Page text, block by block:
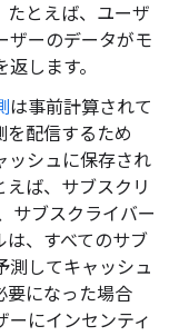
たとえば、ユーザ
ザーのデータがモ
します。
は事前計算されて
を配信するため
ッシュに保存され
えば、サブスクリ
サブスクライバー
は、すべてのサブ
測してキャッシュ
要になった場合
ーにインセンティ